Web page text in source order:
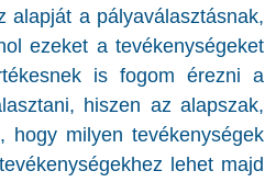
alapját a pályaválasztásnak,
ezeket a tevékenységeket
is fogom érezni a
hiszen az alapszak,
milyen tevékenységek
lehet majd